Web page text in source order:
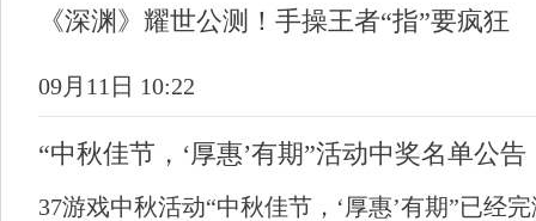
《深渊》耀世公测！手操王者“指”要疯狂
09月11日 10:22
“中秋佳节，‘厚惠’有期”活动中奖名单公告
37游戏中秋活动“中秋佳节，‘厚惠’有期”已经